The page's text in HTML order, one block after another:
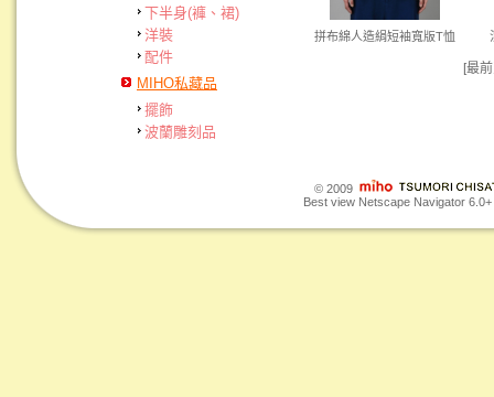
下半身(褲、裙)
洋裝
配件
MIHO私藏品
擺飾
波蘭雕刻品
拼布綿人造絹短袖寬版T恤
[最
© 2009
Best view Netscape Navigator